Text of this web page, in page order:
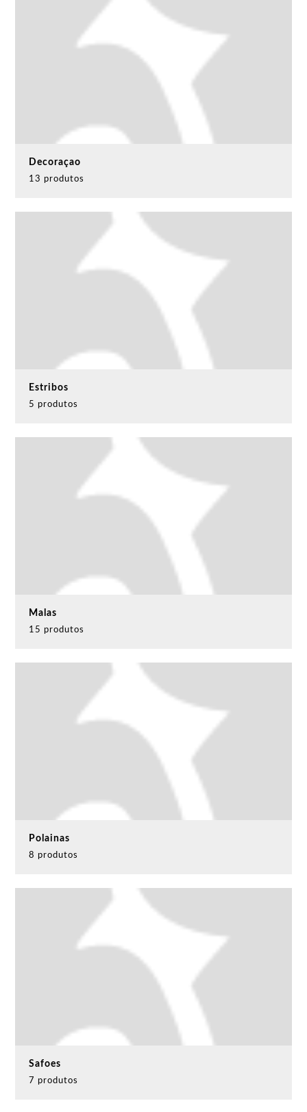
Decoraçao
13 produtos
Estribos
5 produtos
Malas
15 produtos
Polainas
8 produtos
Safoes
7 produtos